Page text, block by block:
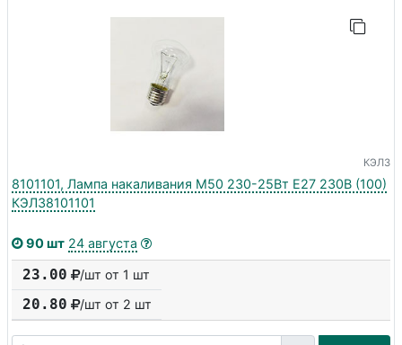
КЭЛЗ
8101101, Лампа накаливания М50 230-25Вт E27 230В (100)
КЭЛЗ8101101
90 шт 24 августа
23.00 /шт от 1 шт
20.80 /шт от 2 шт